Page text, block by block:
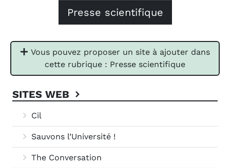
Presse scientifique
Vous pouvez proposer un site à ajouter dans
cette rubrique : Presse scientifique
SITES WEB
Cil
Sauvons l’Université !
The Conversation